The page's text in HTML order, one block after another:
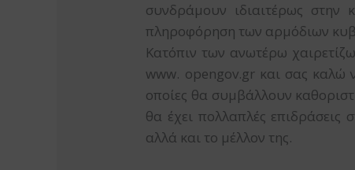
συνδράμουν ιδιαιτέρως στην
πληροφόρηση των αρμόδιων
Κατόπιν των ανωτέρω
www. opengov.gr και σας καλώ
οποίες θα συμβάλλουν
θα έχει πολλαπλές επιδράσεις
αλλά και το μέλλον της.